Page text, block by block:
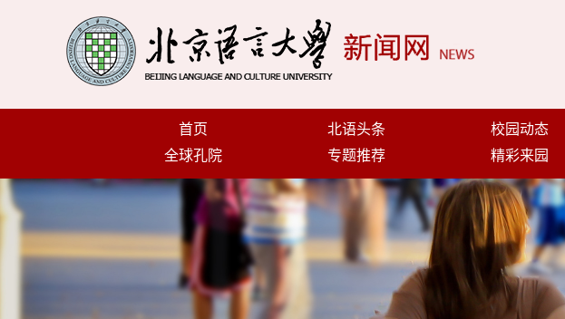
首页 北语头条 校园动态
全球孔院
专题推荐 精彩来园